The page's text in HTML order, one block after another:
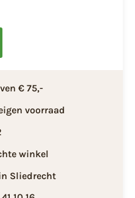
€ 75,-
voorraad
winkel
Sliedrecht